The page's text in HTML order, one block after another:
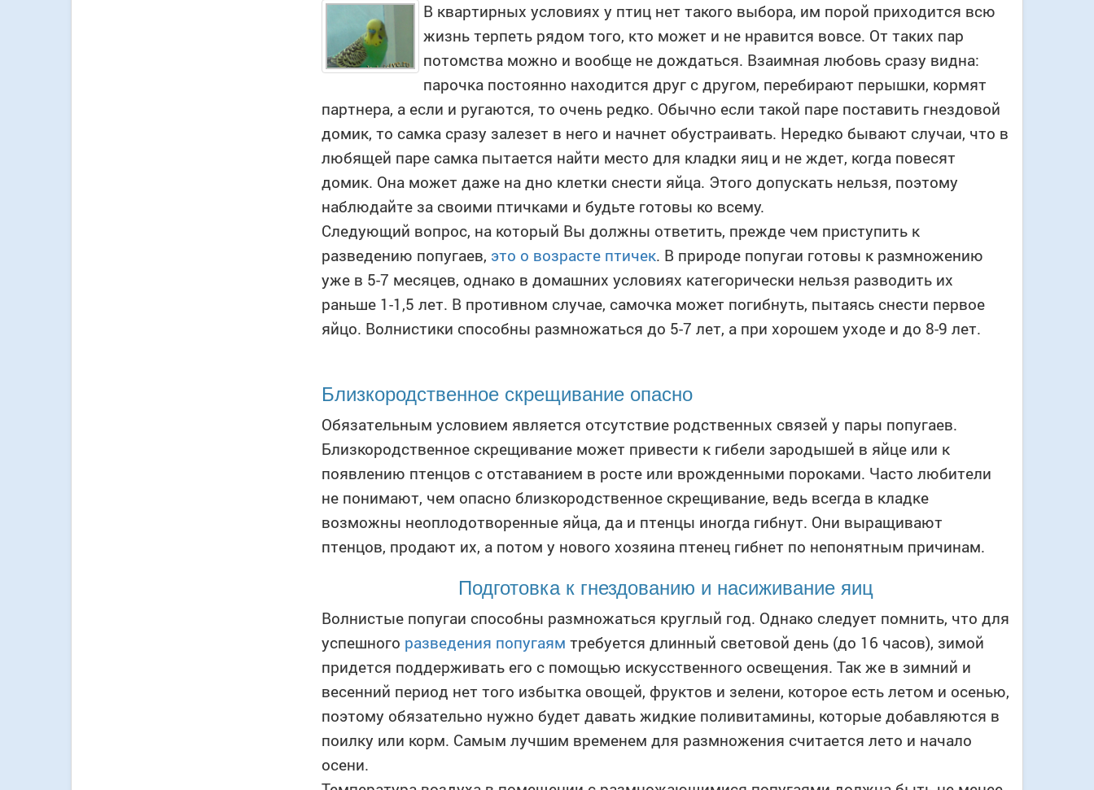
В квартирных условиях у птиц нет такого выбора, им порой приходится всю
жизнь терпеть рядом того, кто может и не нравится вовсе. От таких пар
потомства можно и вообще не дождаться. Взаимная любовь сразу видна:
парочка постоянно находится друг с другом, перебирают перышки, кормят
партнера, а если и ругаются, то очень редко. Обычно если такой паре поставить гнездовой
домик, то самка сразу залезет в него и начнет обустраивать. Нередко бывают случаи, что в
любящей паре самка пытается найти место для кладки яиц и не ждет, когда повесят
домик. Она может даже на дно клетки снести яйца. Этого допускать нельзя, поэтому
наблюдайте за своими птичками и будьте готовы ко всему.
Следующий вопрос, на который Вы должны ответить, прежде чем приступить к
разведению попугаев, это о возрасте птичек. В природе попугаи готовы к размножению
уже в 5-7 месяцев, однако в домашних условиях категорически нельзя разводить их
раньше 1-1,5 лет. В противном случае, самочка может погибнуть, пытаясь снести первое
яйцо. Волнистики способны размножаться до 5-7 лет, а при хорошем уходе и до 8-9 лет.
Близкородственное скрещивание опасно
Обязательным условием является отсутствие родственных связей у пары попугаев.
Близкородственное скрещивание может привести к гибели зародышей в яйце или к
появлению птенцов с отставанием в росте или врожденными пороками. Часто любители
не понимают, чем опасно близкородственное скрещивание, ведь всегда в кладке
возможны неоплодотворенные яйца, да и птенцы иногда гибнут. Они выращивают
птенцов, продают их, а потом у нового хозяина птенец гибнет по непонятным причинам.
Подготовка к гнездованию и насиживание яиц
Волнистые попугаи способны размножаться круглый год. Однако следует помнить, что для
успешного разведения попугаям требуется длинный световой день (до 16 часов), зимой
придется поддерживать его с помощью искусственного освещения. Так же в зимний и
весенний период нет того избытка овощей, фруктов и зелени, которое есть летом и осенью,
поэтому обязательно нужно будет давать жидкие поливитамины, которые добавляются в
поилку или корм. Самым лучшим временем для размножения считается лето и начало
осени.